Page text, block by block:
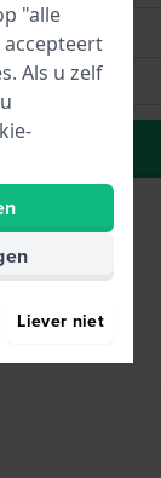
"alle
Als u zelf
Liever niet